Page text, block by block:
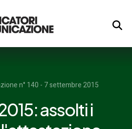
n° 140 - 7 settembre 2015
assolti i